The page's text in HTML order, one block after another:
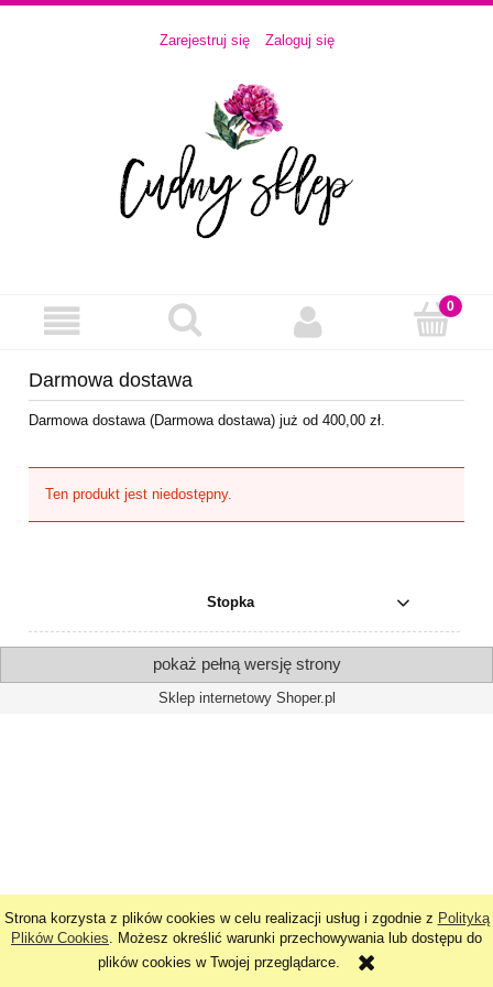
Strona korzysta z plików cookies w celu realizacji usług i zgodnie z Polityką
Plików Cookies. Możesz określić warunki przechowywania lub dostępu do
plików cookies w Twojej przeglądarce.
Zarejestruj się Zaloguj się
Darmowa dostawa
Darmowa dostawa (Darmowa dostawa) już od 400,00 zł.
Ten produkt jest niedostępny.
Stopka
pokaż pełną wersję strony
Sklep internetowy Shoper.pl